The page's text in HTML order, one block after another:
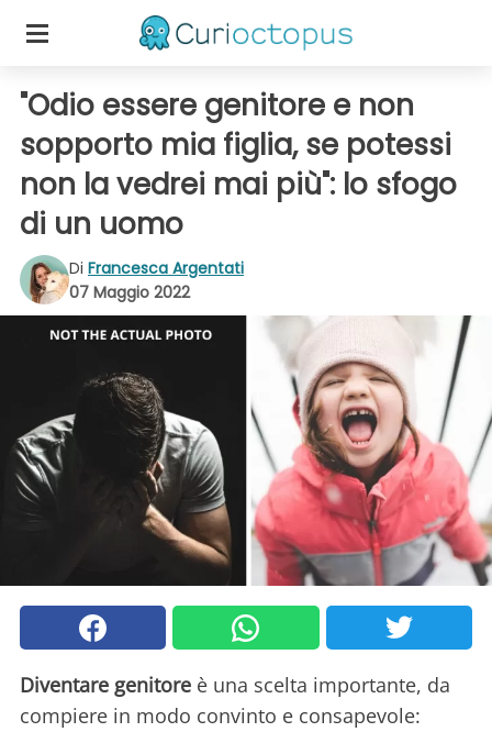
"Odio essere genitore e non
sopporto mia figlia, se potessi
non la vedrei mai più": lo sfogo
di un uomo
Di Francesca Argentati
07 Maggio 2022
Diventare genitore è una scelta importante, da
compiere in modo convinto e consapevole: